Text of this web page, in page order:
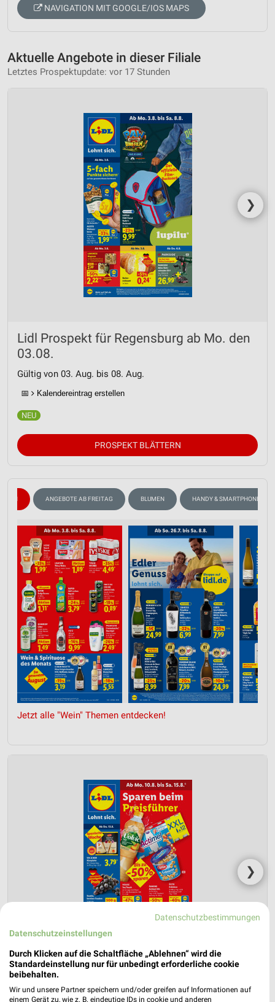
NAVIGATION MIT GOOGLE/IOS MAPS
Aktuelle Angebote in dieser Filiale
Letztes Prospektupdate: vor 17 Stunden
❯
Lidl Prospekt für Regensburg ab Mo. den
03.08.
Gültig von 03. Aug. bis 08. Aug.
📅 Kalendereintrag erstellen
PROSPEKT BLÄTTERN
WEIN ANGEBOTE AB FREITAG BLUMEN HANDY & SMARTPHONE
Jetzt alle "Wein" Themen entdecken!
❯
Datenschutzbestimmungen
Datenschutzeinstellungen
Durch Klicken auf die Schaltfläche „Ablehnen“ wird die
Standardeinstellung nur für unbedingt erforderliche cookie
beibehalten.
Wir und unsere Partner speichern und/oder greifen auf Informationen auf
einem Gerät zu, wie z. B. eindeutige IDs in cookie und anderen